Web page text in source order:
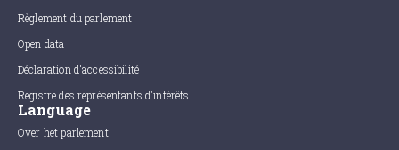
Règlement du parlement
Open data
Déclaration d'accessibilité
Registre des représentants d'intérêts
Language
Over het parlement